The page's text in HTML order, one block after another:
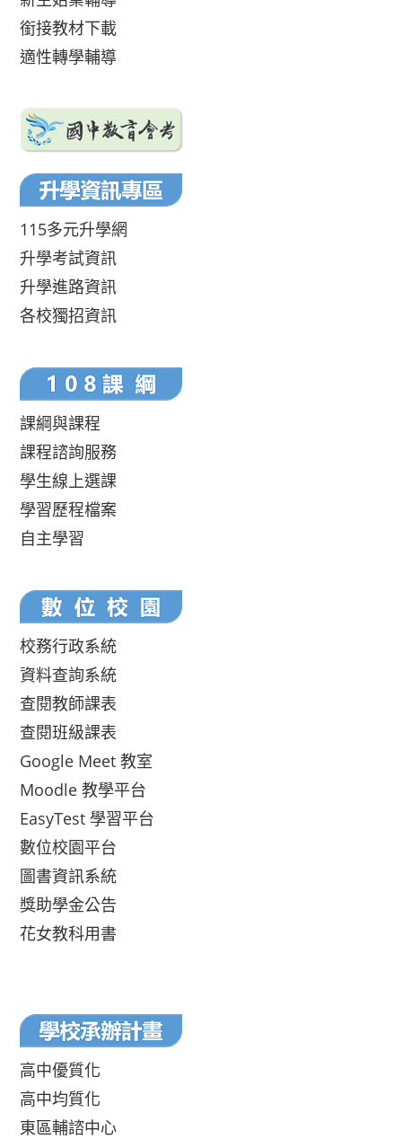
銜接教材下載
適性轉學輔導
115多元升學網
升學考試資訊
升學進路資訊
各校獨招資訊
課綱與課程
課程諮詢服務
學生線上選課
學習歷程檔案
自主學習
校務行政系統
資料查詢系統
查閱教師課表
查閱班級課表
Google Meet 教室
Moodle 教學平台
EasyTest 學習平台
數位校園平台
圖書資訊系統
獎助學金公告
花女教科用書
高中優質化
高中均質化
東區輔諮中心